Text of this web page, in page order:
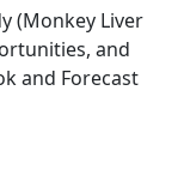
(Monkey Liver
and
and Forecast